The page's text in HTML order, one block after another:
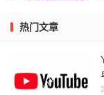
热门文章